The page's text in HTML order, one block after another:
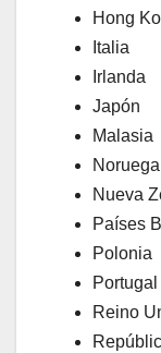
Hong
Italia
Irlanda
Japón
Malasia
Noruega
Nueva
Países
Polonia
Portugal
Reino